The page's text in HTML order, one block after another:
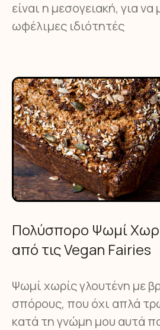
είναι η μεσογειακή, για
ωφέλιμες ιδιότητές
Πολύσπορο Ψωμί
από τις Vegan Fairies
Ψωμί χωρίς γλουτένη με
σπόρους, που όχι απλά
κατά τη γνώμη μου αυτά